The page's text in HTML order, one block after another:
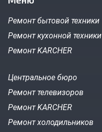
Ремонт бытовой техники
Ремонт кухонной техники
Ремонт KARCHER
Центральное бюро
Ремонт телевизоров
Ремонт KARCHER
Ремонт холодильников